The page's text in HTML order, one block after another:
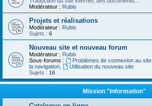
Modérateur : Rubis
Projets et réalisations
Modérateur : Rubis
Sujets : 6
Nouveau site et nouveau forum
Modérateur : Rubis
Sous-forums :
Problèmes de connexion au site,
la navigation
Utilisation du nouveau site
Sujets : 16
Mission "Information"